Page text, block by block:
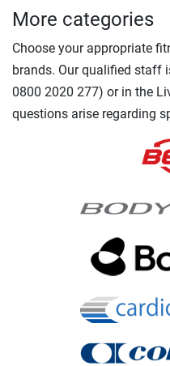
More categories
Choose your appropriate
brands. Our qualified staff
0800 2020 277) or in the
questions arise regarding